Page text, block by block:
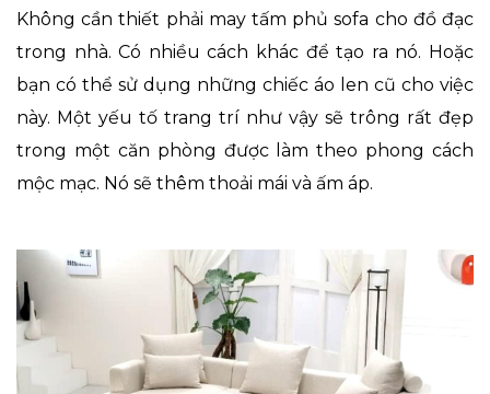
Không cần thiết phải may tấm phủ sofa cho đồ đạc
trong nhà. Có nhiều cách khác để tạo ra nó. Hoặc
bạn có thể sử dụng những chiếc áo len cũ cho việc
này. Một yếu tố trang trí như vậy sẽ trông rất đẹp
trong một căn phòng được làm theo phong cách
mộc mạc. Nó sẽ thêm thoải mái và ấm áp.